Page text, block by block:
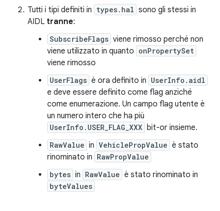
Tutti i tipi definiti in types.hal sono gli stessi in
AIDL tranne:
SubscribeFlags viene rimosso perché non
viene utilizzato in quanto onPropertySet
viene rimosso
UserFlags è ora definito in UserInfo.aidl
e deve essere definito come flag anziché
come enumerazione. Un campo flag utente è
un numero intero che ha più
UserInfo.USER_FLAG_XXX bit-or insieme.
RawValue in VehiclePropValue è stato
rinominato in RawPropValue
bytes in RawValue è stato rinominato in
byteValues